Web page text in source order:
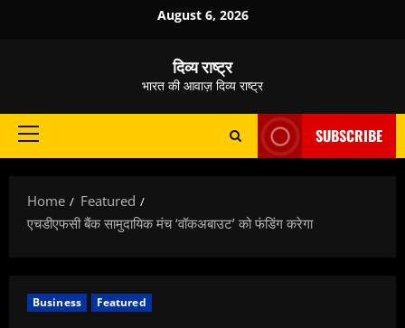
August 6, 2026
दिव्य राष्ट्र
भारत की आवाज़ दिव्य राष्ट्र
Primary
SUBSCRIBE
Home
Featured
एचडीएफसी बैंक सामुदायिक मंच ‘वॉकअबाउट’ को फंडिंग करेगा
Business Featured